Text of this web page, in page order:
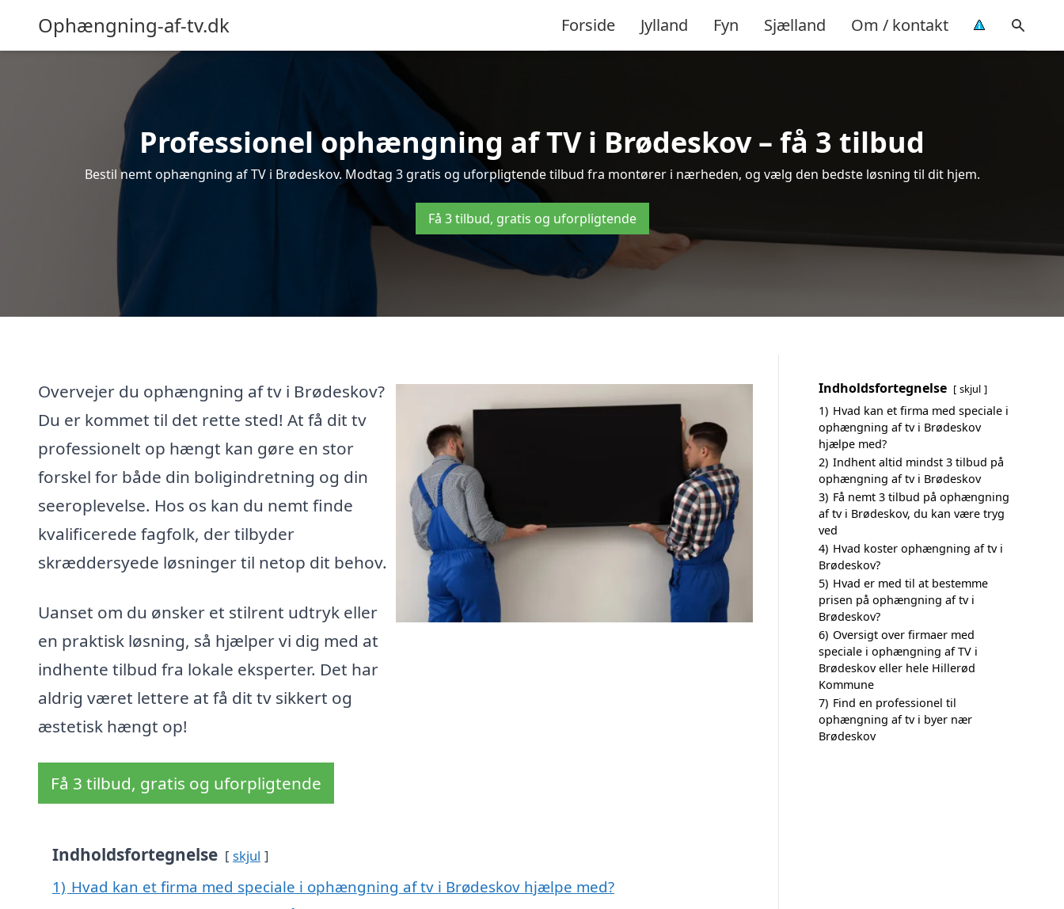
Ophængning-af-tv.dk Forside Jylland Fyn Sjælland Om / kontakt
Professionel ophængning af TV i Brødeskov – få 3 tilbud
Bestil nemt ophængning af TV i Brødeskov. Modtag 3 gratis og uforpligtende tilbud fra montører i nærheden, og vælg den bedste løsning til dit hjem.
Få 3 tilbud, gratis og uforpligtende
Overvejer du ophængning af tv i Brødeskov?
Du er kommet til det rette sted! At få dit tv
professionelt op hængt kan gøre en stor
forskel for både din boligindretning og din
seeroplevelse. Hos os kan du nemt finde
kvalificerede fagfolk, der tilbyder
skræddersyede løsninger til netop dit behov.
Uanset om du ønsker et stilrent udtryk eller
en praktisk løsning, så hjælper vi dig med at
indhente tilbud fra lokale eksperter. Det har
aldrig været lettere at få dit tv sikkert og
æstetisk hængt op!
Få 3 tilbud, gratis og uforpligtende
Indholdsfortegnelse skjul
1) Hvad kan et firma med speciale i ophængning af tv i Brødeskov hjælpe med?
Indholdsfortegnelse skjul
1) Hvad kan et firma med speciale i
ophængning af tv i Brødeskov
hjælpe med?
2) Indhent altid mindst 3 tilbud på
ophængning af tv i Brødeskov
3) Få nemt 3 tilbud på ophængning
af tv i Brødeskov, du kan være tryg
ved
4) Hvad koster ophængning af tv i
Brødeskov?
5) Hvad er med til at bestemme
prisen på ophængning af tv i
Brødeskov?
6) Oversigt over firmaer med
speciale i ophængning af TV i
Brødeskov eller hele Hillerød
Kommune
7) Find en professionel til
ophængning af tv i byer nær
Brødeskov